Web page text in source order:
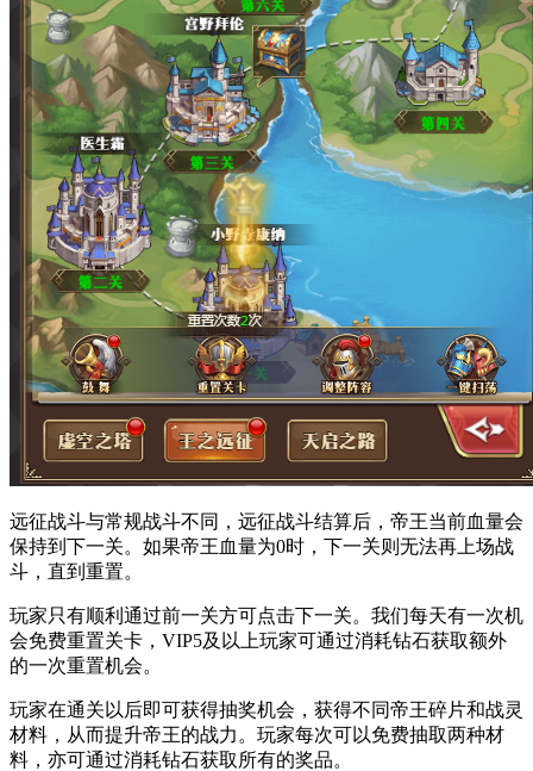
远征战斗与常规战斗不同，远征战斗结算后，帝王当前血量会
保持到下一关。如果帝王血量为0时，下一关则无法再上场战
斗，直到重置。
玩家只有顺利通过前一关方可点击下一关。我们每天有一次机
会免费重置关卡，VIP5及以上玩家可通过消耗钻石获取额外
的一次重置机会。
玩家在通关以后即可获得抽奖机会，获得不同帝王碎片和战灵
材料，从而提升帝王的战力。玩家每次可以免费抽取两种材
料，亦可通过消耗钻石获取所有的奖品。